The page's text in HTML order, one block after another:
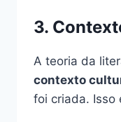
3.
A teoria da
contexto
foi criada. Isso